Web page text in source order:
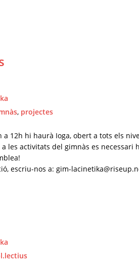
, projectes
a 12h hi haurà Ioga, obert a tots els
les activitats del gimnàs es necessari
escriu-nos a: gim-